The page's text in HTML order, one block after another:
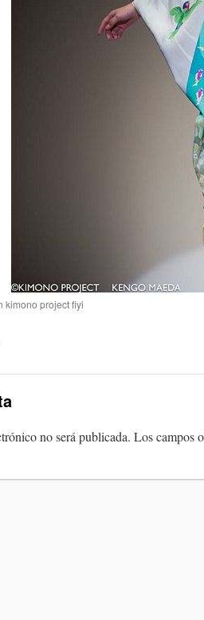
kimono project fiyi
no será publicada. Los campos